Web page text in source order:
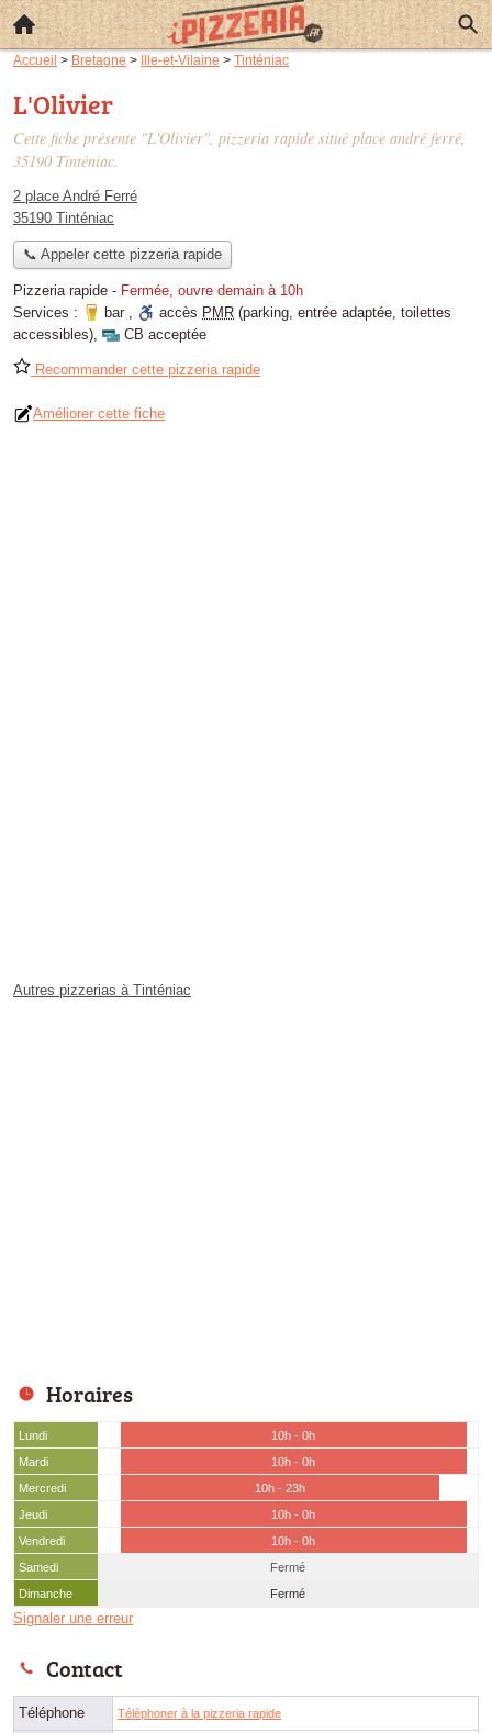
Accueil > Bretagne > Ille-et-Vilaine > Tinténiac
L'Olivier
Cette fiche présente "L'Olivier", pizzeria rapide situé place andré ferré,
35190 Tinténiac.
2 place André Ferré
35190 Tinténiac
📞 Appeler cette pizzeria rapide
Pizzeria rapide - Fermée, ouvre demain à 10h
Services :
bar , accès PMR (parking, entrée adaptée, toilettes
accessibles), CB acceptée
Recommander cette pizzeria rapide
Améliorer cette fiche
Autres pizzerias à Tinténiac
Horaires
Lundi
10h - 0h
Mardi
10h - 0h
Mercredi
10h - 23h
Jeudi
10h - 0h
Vendredi
10h - 0h
Samedi
Fermé
Dimanche
Fermé
Signaler une erreur
Contact
Téléphone Téléphoner à la pizzeria rapide